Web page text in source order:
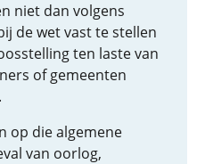
niet dan volgens
de wet vast te stellen
ten laste van
of gemeenten
op die algemene
van oorlog,